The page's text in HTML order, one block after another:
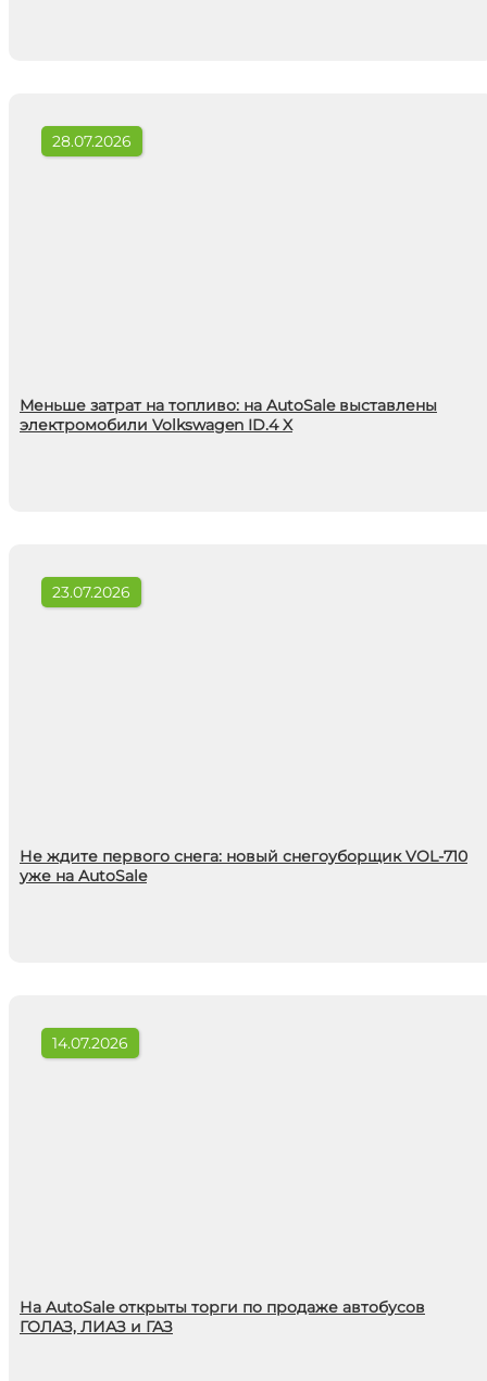
28.07.2026
Меньше затрат на топливо: на AutoSale выставлены
электромобили Volkswagen ID.4 X
23.07.2026
Не ждите первого снега: новый снегоуборщик VOL-710
уже на AutoSale
14.07.2026
На AutoSale открыты торги по продаже автобусов
ГОЛАЗ, ЛИАЗ и ГАЗ